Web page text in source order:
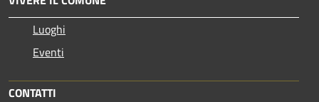
Luoghi
Eventi
CONTATTI